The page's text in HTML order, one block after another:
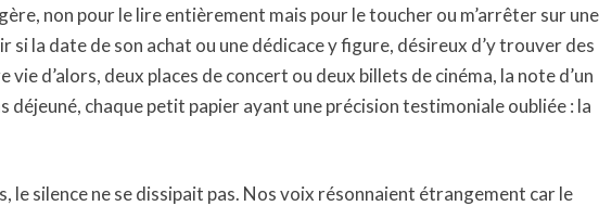
non pour le lire entièrement mais pour le toucher ou m’arrêter sur une
si la date de son achat ou une dédicace y figure, désireux d’y trouver des
d’alors, deux places de concert ou deux billets de cinéma, la note d’un
déjeuné, chaque petit papier ayant une précision testimoniale oubliée : la
le silence ne se dissipait pas. Nos voix résonnaient étrangement car le